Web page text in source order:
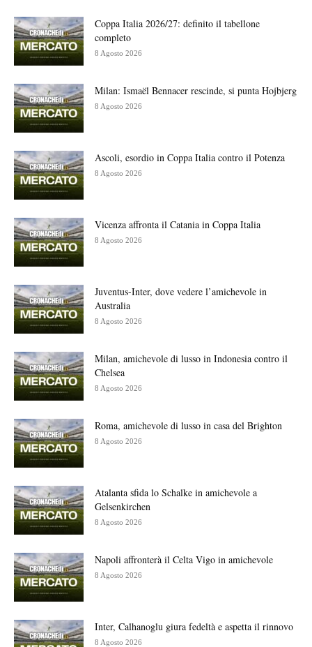
Coppa Italia 2026/27: definito il tabellone
completo
8 Agosto 2026
Milan: Ismaël Bennacer rescinde, si punta Hojbjerg
8 Agosto 2026
Ascoli, esordio in Coppa Italia contro il Potenza
8 Agosto 2026
Vicenza affronta il Catania in Coppa Italia
8 Agosto 2026
Juventus-Inter, dove vedere l’amichevole in
Australia
8 Agosto 2026
Milan, amichevole di lusso in Indonesia contro il
Chelsea
8 Agosto 2026
Roma, amichevole di lusso in casa del Brighton
8 Agosto 2026
Atalanta sfida lo Schalke in amichevole a
Gelsenkirchen
8 Agosto 2026
Napoli affronterà il Celta Vigo in amichevole
8 Agosto 2026
Inter, Calhanoglu giura fedeltà e aspetta il rinnovo
8 Agosto 2026